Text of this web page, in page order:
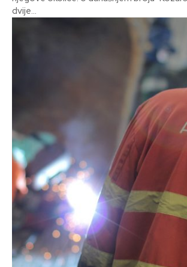
dvije...